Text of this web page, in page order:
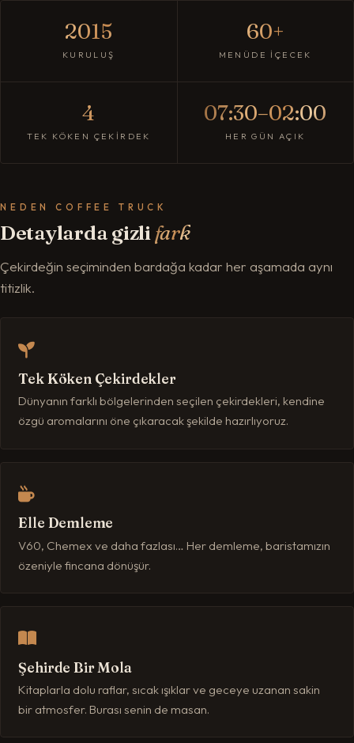
2015
KURULUŞ
60+
MENÜDE İÇECEK
4
TEK KÖKEN ÇEKIRDEK
07:30–02:00
HER GÜN AÇIK
NEDEN COFFEE TRUCK
Detaylarda gizlifark
Çekirdeğin seçiminden bardağa kadar her aşamada aynı
titizlik.
Tek Köken Çekirdekler
Dünyanın farklı bölgelerinden seçilen çekirdekleri, kendine
özgü aromalarını öne çıkaracak şekilde hazırlıyoruz.
Elle Demleme
V60, Chemex ve daha fazlası… Her demleme, baristamızın
özeniyle fincana dönüşür.
Şehirde Bir Mola
Kitaplarla dolu raflar, sıcak ışıklar ve geceye uzanan sakin
bir atmosfer. Burası senin de masan.